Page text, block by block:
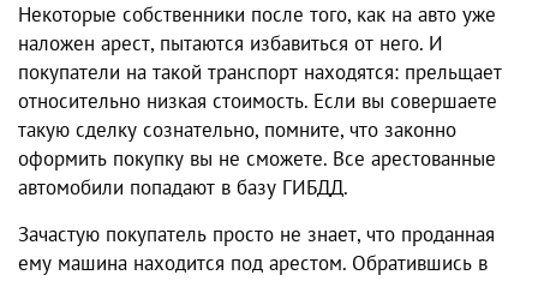
Некоторые собственники после того, как на авто уже
наложен арест, пытаются избавиться от него. И
покупатели на такой транспорт находятся: прельщает
относительно низкая стоимость. Если вы совершаете
такую сделку сознательно, помните, что законно
оформить покупку вы не сможете. Все арестованные
автомобили попадают в базу ГИБДД.
Зачастую покупатель просто не знает, что проданная
ему машина находится под арестом. Обратившись в